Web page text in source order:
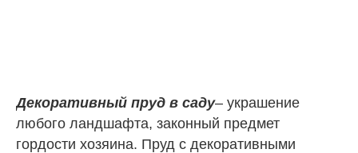
Декоративный пруд в саду– украшение
любого ландшафта, законный предмет
гордости хозяина. Пруд с декоративными